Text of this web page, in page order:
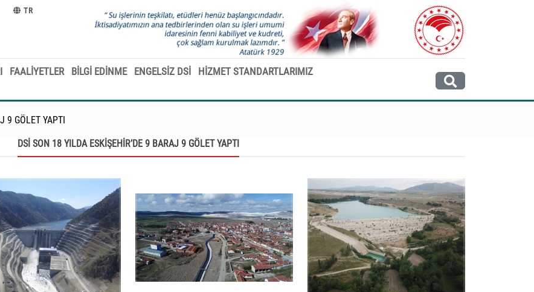
TR
FAALİYETLER BİLGİ EDİNME ENGELSİZ DSİ
HİZMET STANDARTLARIMIZ
9 GÖLET YAPTI
DSİ SON 18 YILDA ESKİŞEHİR’DE 9 BARAJ 9 GÖLET YAPTI